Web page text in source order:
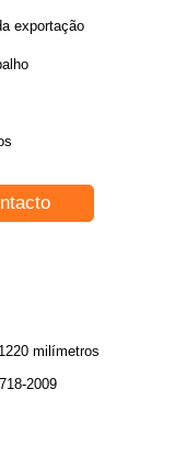
exportação
milímetros
2009